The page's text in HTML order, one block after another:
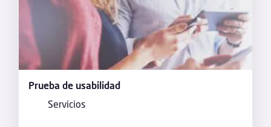
Prueba de usabilidad
Servicios